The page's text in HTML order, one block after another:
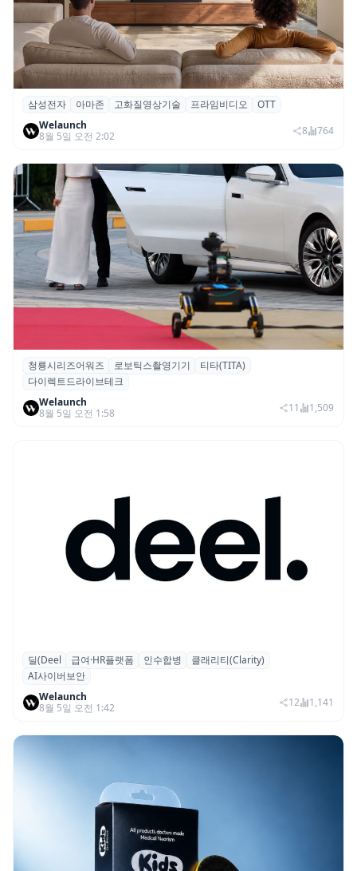
삼성전자·아마존, 프라임 비디오에 ‘HDR10+
어드밴스드’ 적용
삼성전자 아마존 고화질영상기술 프라임비디오
OTT
Welaunch
8월 5일 오전 2:02
8 764
청룡시리즈어워즈 레드카펫에 등장한 바퀴
형 이족 보행 로봇 ‘티타(TITA)’
청룡시리즈어워즈 로보틱스촬영기기
티타(TITA)
다이렉트드라이브테크
Welaunch
8월 5일 오전 1:58
11 1,509
글로벌 HR 플랫폼 딜(Deel), ARR 15억 달러
돌파…AI 보안 역량 강화
딜(Deel 급여·HR플랫폼 인수합병
클래리티(Clarity)
AI사이버보안
Welaunch
8월 5일 오전 1:42
12 1,141